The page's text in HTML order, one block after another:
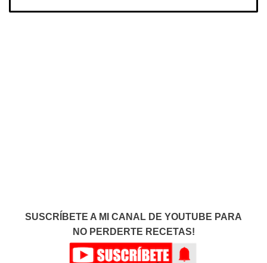
SUSCRÍBETE A MI CANAL DE YOUTUBE PARA
NO PERDERTE RECETAS!